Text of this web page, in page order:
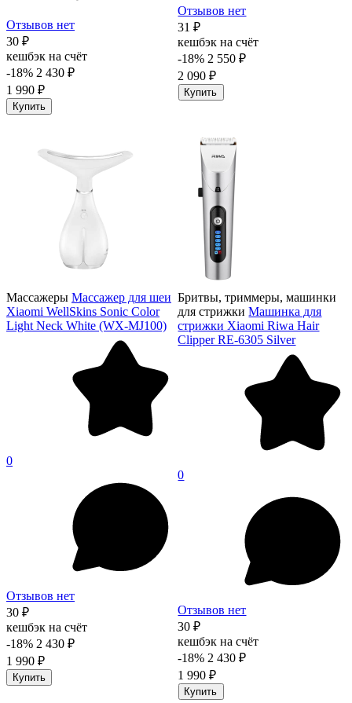
Отзывов нет
30 ₽
кешбэк на счёт
-18% 2 430 ₽
1 990 ₽
Купить
Отзывов нет
31 ₽
кешбэк на счёт
-18% 2 550 ₽
2 090 ₽
Купить
Массажеры Массажер для шеи
Xiaomi WellSkins Sonic Color
Light Neck White (WX-MJ100)
0
Отзывов нет
30 ₽
кешбэк на счёт
-18% 2 430 ₽
1 990 ₽
Купить
Бритвы, триммеры, машинки
для стрижки Машинка для
стрижки Xiaomi Riwa Hair
Clipper RE-6305 Silver
0
Отзывов нет
30 ₽
кешбэк на счёт
-18% 2 430 ₽
1 990 ₽
Купить